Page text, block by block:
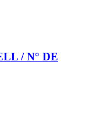
/ N° DE